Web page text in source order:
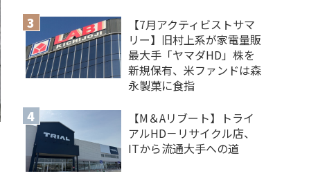
【7月アクティビストサマ
リー】旧村上系が家電量販
最大手「ヤマダHD」株を
新規保有、米ファンドは森
永製菓に食指
【M＆Aリブート】トライ
アルHD－リサイクル店、
ITから流通大手への道